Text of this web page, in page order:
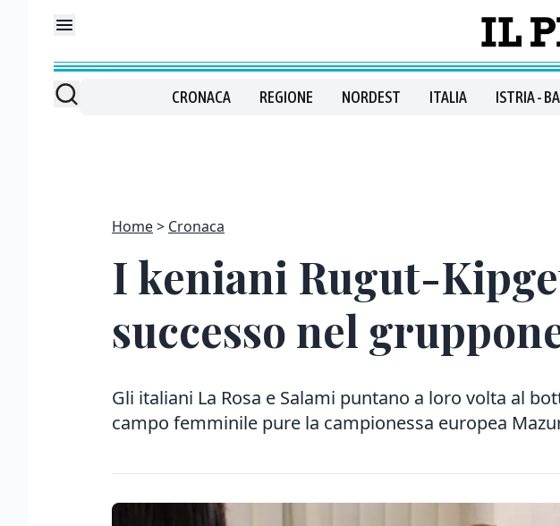
CRONACA REGIONE NORDEST ITALIA ISTRIA -
Home Cronaca
I keniani Rugut-
successo nel
Gli italiani La Rosa e Salami puntano a loro volta al
campo femminile pure la campionessa europea